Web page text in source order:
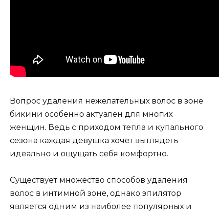
Вопрос удаления нежелательных волос в зоне
бикини особенно актуален для многих
женщин. Ведь с приходом тепла и купального
сезона каждая девушка хочет выглядеть
идеально и ощущать себя комфортно.
Существует множество способов удаления
волос в интимной зоне, однако эпилятор
является одним из наиболее популярных и